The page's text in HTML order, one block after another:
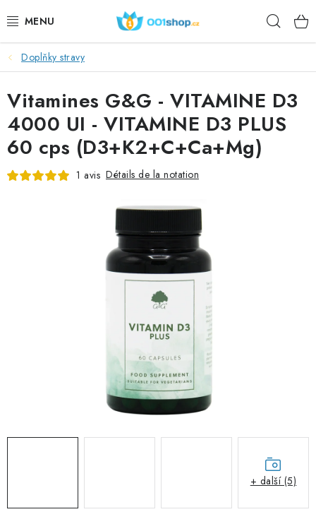
au
DOPLŇKY STRAVY
PRODUITS DE BEAUTÉ
SPORT
DENRÉES ALIMENTAIRES
Obchodní podmínky
Podmínky ochrany osobních údajů
Kontakty
Natural Health Store
Glossaire
Plan du site
Doplňky stravy
Vitamines G&G - VITAMINE D3
4000 UI - VITAMINE D3 PLUS
60 cps (D3+K2+C+Ca+Mg)
1 avis Détails de la notation
+ další (5)